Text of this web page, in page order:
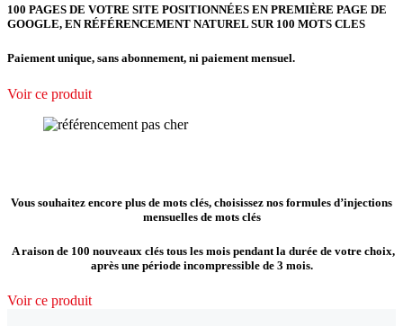
100 PAGES DE VOTRE SITE POSITIONNÉES EN PREMIÈRE PAGE DE
GOOGLE, EN RÉFÉRENCEMENT NATUREL SUR 100 MOTS CLES
Paiement unique, sans abonnement, ni paiement mensuel.
Voir ce produit
Vous souhaitez encore plus de mots clés, choisissez nos formules d’injections
mensuelles de mots clés
A raison de 100 nouveaux clés tous les mois pendant la durée de votre choix,
après une période incompressible de 3 mois.
Voir ce produit